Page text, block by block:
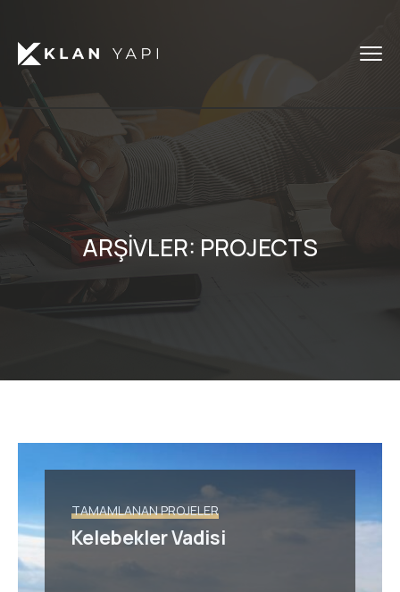
ARŞIVLER: PROJECTS
TAMAMLANAN PROJELER
Kelebekler Vadisi